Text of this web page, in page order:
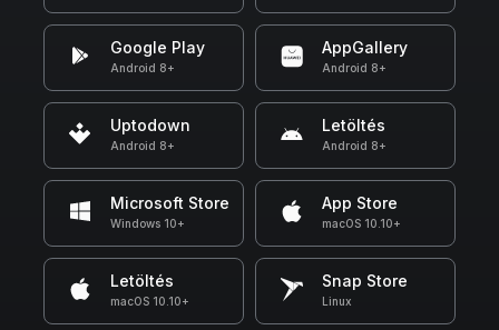
Google Play
Android 8+
AppGallery
Android 8+
Uptodown
Android 8+
Letöltés
Android 8+
Microsoft Store
Windows 10+
App Store
macOS 10.10+
Letöltés
macOS 10.10+
Snap Store
Linux